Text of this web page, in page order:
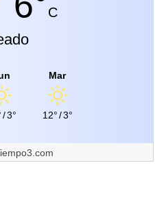
C
/3°
Mar
12°/3°